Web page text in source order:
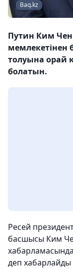
Baq.kz
Путин Ким
толуына орай
болатын.
Ресей
басшысы Ким
деп хабарлайды